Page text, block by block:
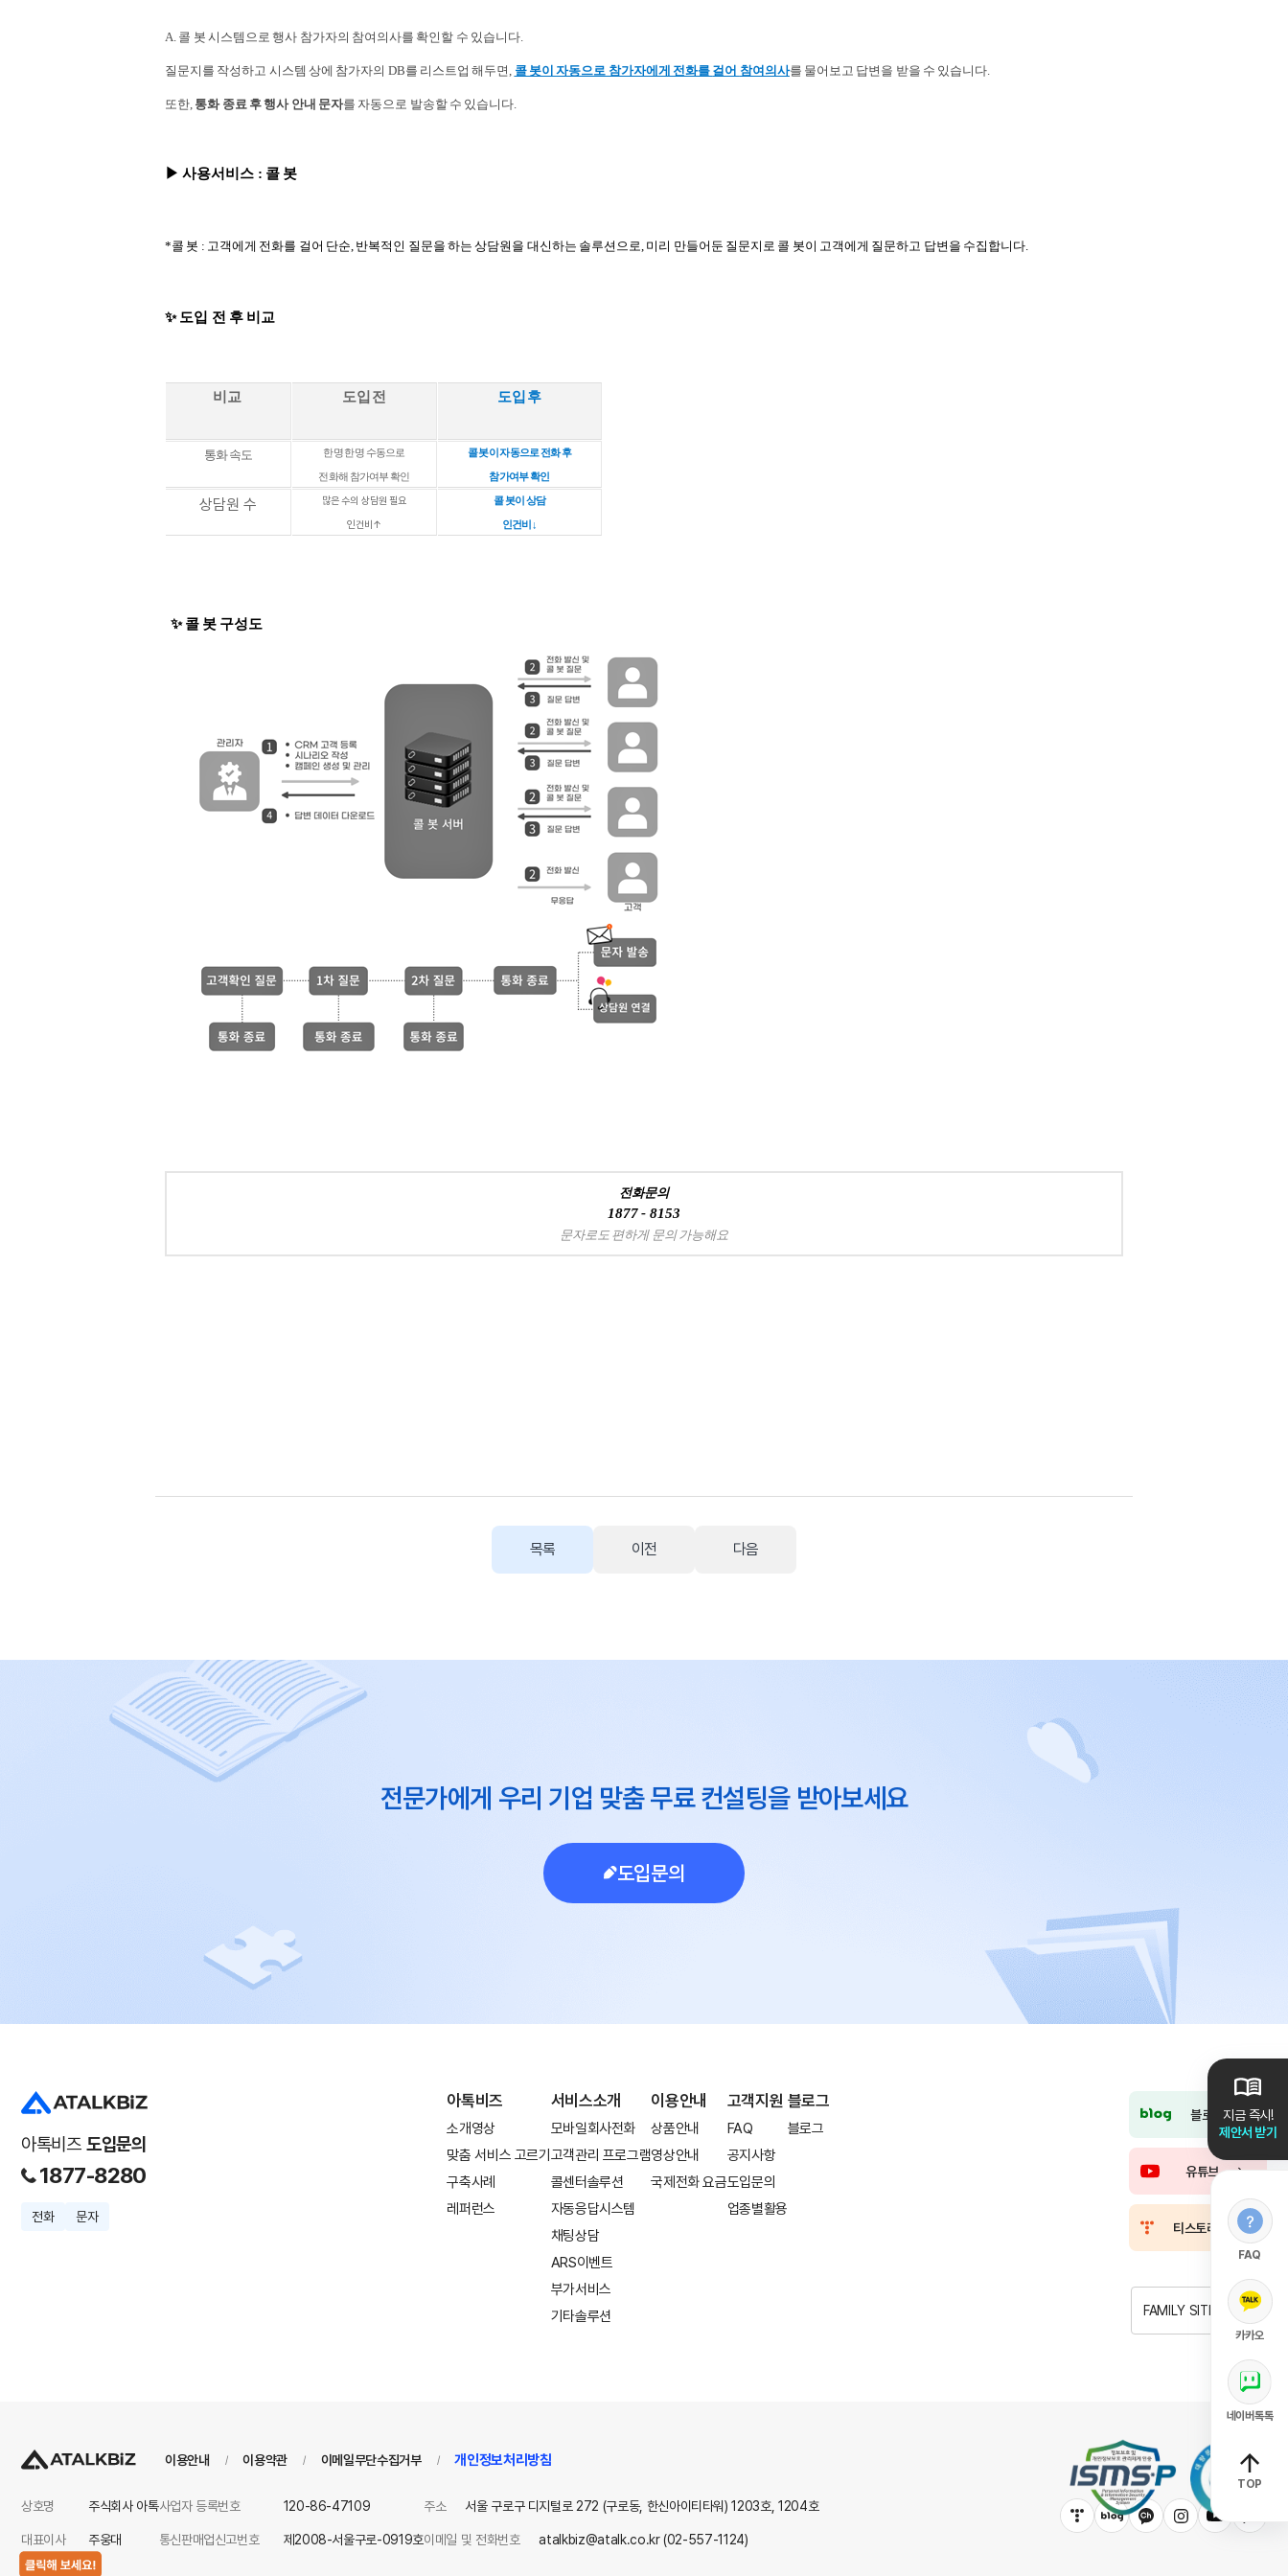
A. 콜 봇 시스템으로 행사 참가자의 참여의사를 확인할 수 있습니다.
질문지를 작성하고 시스템 상에 참가자의 DB를 리스트업 해두면, 콜 봇이 자동으로 참가자에게 전화를 걸어 참여의사를 물어보고 답변을 받을 수 있습니다.
또한, 통화 종료 후 행사 안내 문자를 자동으로 발송할 수 있습니다.
▶사용서비스 : 콜 봇
*콜 봇 : 고객에게 전화를 걸어 단순, 반복적인 질문을 하는 상담원을 대신하는 솔루션으로, 미리 만들어둔 질문지로 콜 봇이 고객에게 질문하고 답변을 수집합니다.
✨ 도입 전 후 비교
비교 도입 전 도입 후
통화 속도 한명 한명 수동으로
전화해 참가여부 확인
콜 봇이 자동으로 전화 후
참가여부 확인
상담원 수
많은 수의 상담원 필요
인건비↑
콜 봇이 상담
인건비↓
✨ 콜 봇 구성도
전화문의
1877 - 8153
문자로도 편하게 문의 가능해요
목록 이전 다음
지금 즉시!
제안서 받기
FAQ
카카오
네이버톡톡
TOP
전문가에게 우리 기업 맞춤 무료 컨설팅을 받아보세요
도입문의
아톡비즈 도입문의
1877-8280
전화 문자
아톡비즈
소개영상
맞춤 서비스 고르기
구축사례
레퍼런스
서비스소개
모바일회사전화
고객관리 프로그램
콜센터솔루션
자동응답시스템
채팅상담
ARS이벤트
부가서비스
기타솔루션
이용안내
상품안내
영상안내
국제전화 요금
고객지원
FAQ
공지사항
도입문의
업종별활용
블로그
블로그
블로그
유튜브
티스토리
FAMILY SITE
이용안내 / 이용약관 / 이메일무단수집거부 / 개인정보처리방침
상호명 주식회사 아톡
대표이사 주웅대
사업자 등록번호 120-86-47109
통신판매업신고번호 제2008-서울구로-0919호
주소 서울 구로구 디지털로 272 (구로동, 한신아이티타워) 1203호, 1204호
이메일 및 전화번호 atalkbiz@atalk.co.kr (02-557-1124)